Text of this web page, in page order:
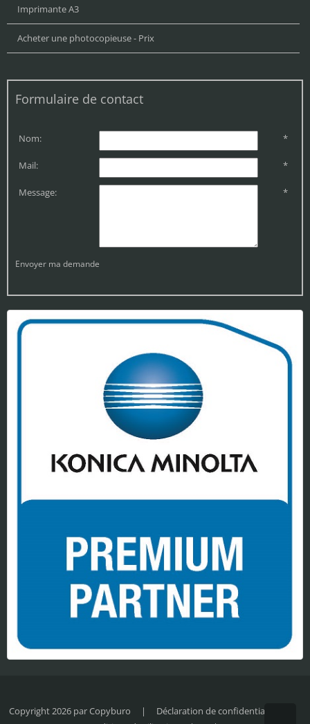
Imprimante A3
Acheter une photocopieuse - Prix
Formulaire de contact
Nom: *
Mail: *
Message: *
Envoyer ma demande
Copyright 2026 par Copyburo | Déclaration de confidentialité